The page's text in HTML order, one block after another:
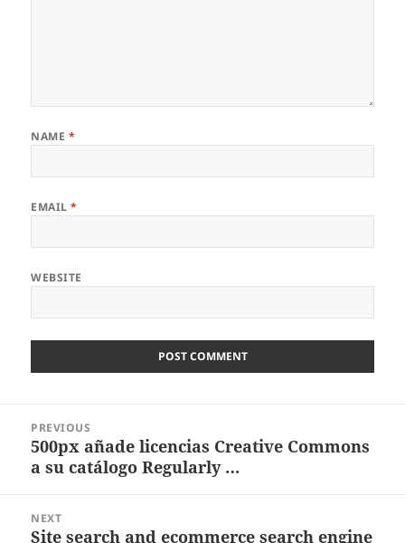
NAME *
EMAIL*
WEBSITE
navigation
PREVIOUS
Previous
post:
500px añade licencias Creative Commons
a su catálogo Regularly …
NEXT
Next
Site search and ecommerce search engine